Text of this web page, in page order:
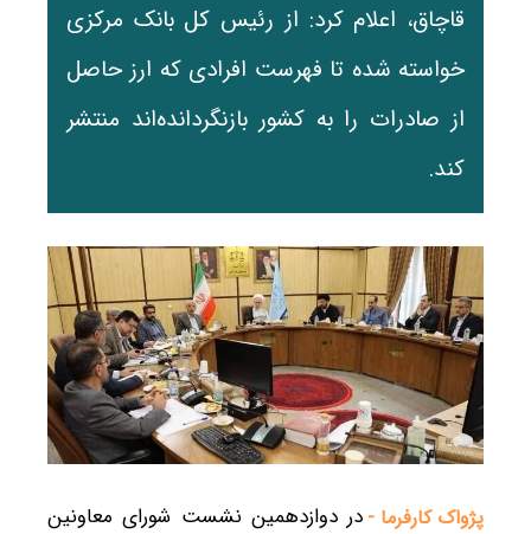
قاچاق، اعلام کرد: از رئیس کل بانک مرکزی
خواسته شده تا فهرست افرادی که ارز حاصل
از صادرات را به کشور بازنگردانده‌اند منتشر
کند.
پژواک کارفرما - در دوازدهمین نشست شورای معاونین